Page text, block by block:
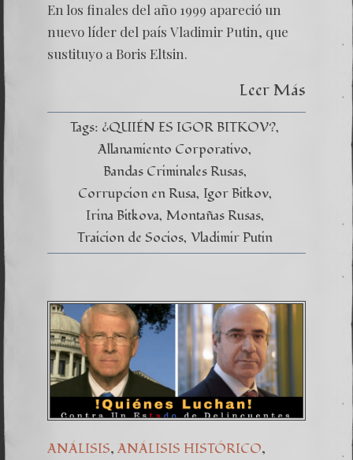
En los finales del año 1999 apareció un
nuevo líder del país Vladimir Putin, que
sustituyo a Boris Eltsin.
Leer Más
Tags: ¿QUIÉN ES IGOR BITKOV?
Allanamiento Corporativo
Bandas Criminales Rusas
Corrupcion en Rusa Igor Bitkov
Irina Bitkova Montañas Rusas
Traicion de Socios Vladimir Putin
ANÁLISIS, ANÁLISIS HISTÓRICO,